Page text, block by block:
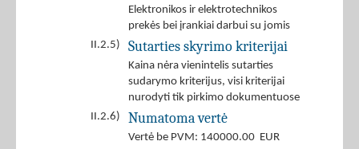
Elektronikos ir elektrotechnikos
prekės bei įrankiai darbui su jomis
II.2.5)
Sutarties skyrimo kriterijai
Kaina nėra vienintelis sutarties
sudarymo kriterijus, visi kriterijai
nurodyti tik pirkimo dokumentuose
II.2.6)
Numatoma vertė
Vertė be PVM: 140000.00 EUR